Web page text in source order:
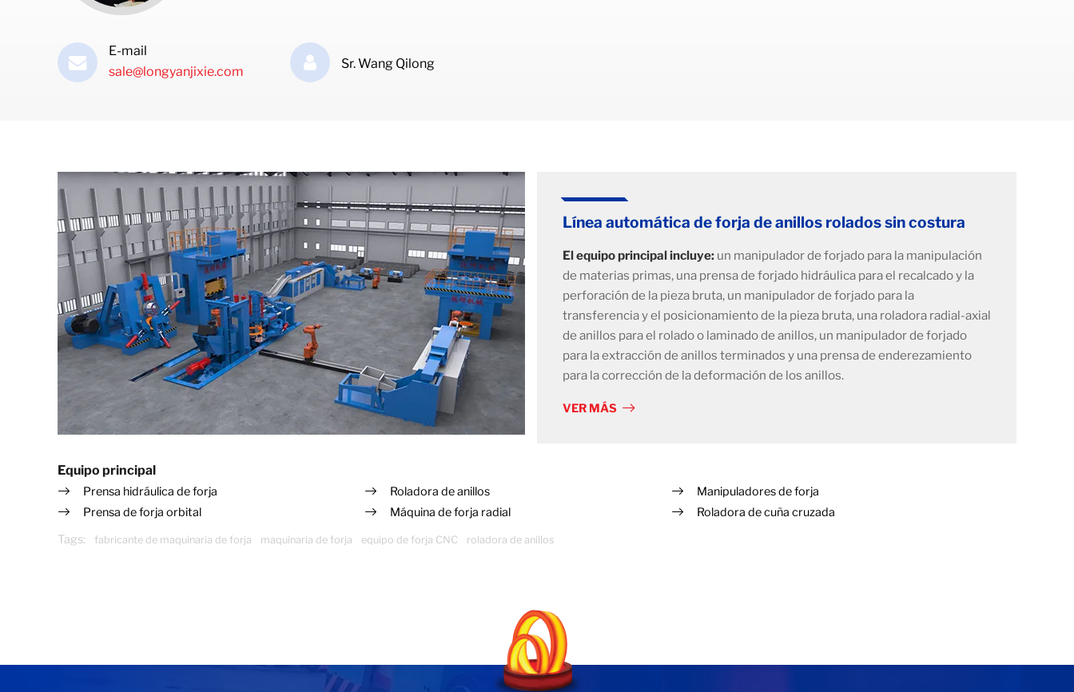
E-mail
sale@longyanjixie.com
Sr. Wang Qilong
Línea automática de forja de anillos rolados sin costura
El equipo principal incluye: un manipulador de forjado para la manipulación
de materias primas, una prensa de forjado hidráulica para el recalcado y la
perforación de la pieza bruta, un manipulador de forjado para la
transferencia y el posicionamiento de la pieza bruta, una roladora radial-axial
de anillos para el rolado o laminado de anillos, un manipulador de forjado
para la extracción de anillos terminados y una prensa de enderezamiento
para la corrección de la deformación de los anillos.
VER MÁS
Equipo principal
Prensa hidráulica de forja Roladora de anillos
Manipuladores de forja
Prensa de forja orbital
Máquina de forja radial
Roladora de cuña cruzada
Tags:
fabricante de maquinaria de forja maquinaria de forja equipo de forja CNC roladora de anillos